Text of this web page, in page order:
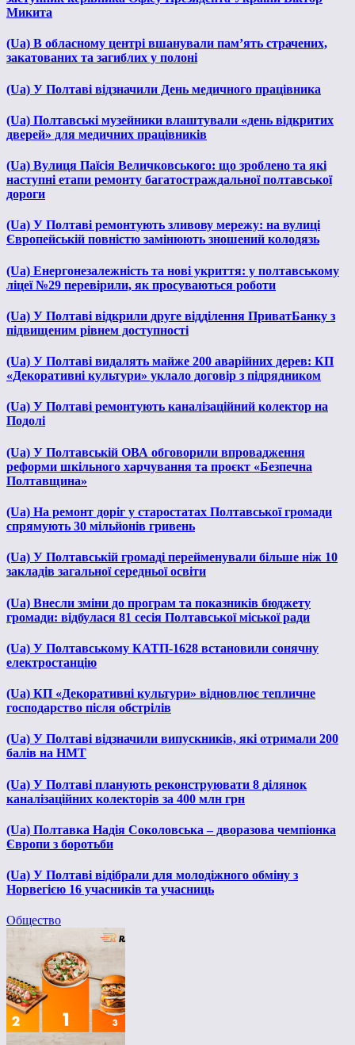
Микита
(Ua) В обласному центрі вшанували пам’ять страчених,
закатованих та загиблих у полоні
(Ua) У Полтаві відзначили День медичного працівника
(Ua) Полтавські музейники влаштували «день відкритих
дверей» для медичних працівників
(Ua) Вулиця Паїсія Величковського: що зроблено та які
наступні етапи ремонту багатостраждальної полтавської
дороги
(Ua) У Полтаві ремонтують зливову мережу: на вулиці
Європейській повністю замінюють зношений колодязь
(Ua) Енергонезалежність та нові укриття: у полтавському
ліцеї №29 перевірили, як просуваються роботи
(Ua) У Полтаві відкрили друге відділення ПриватБанку з
підвищеним рівнем доступності
(Ua) У Полтаві видалять майже 200 аварійних дерев: КП
«Декоративні культури» уклало договір з підрядником
(Ua) У Полтаві ремонтують каналізаційний колектор на
Подолі
(Ua) У Полтавській ОВА обговорили впровадження
реформи шкільного харчування та проєкт «Безпечна
Полтавщина»
(Ua) На ремонт доріг у старостатах Полтавської громади
спрямують 30 мільйонів гривень
(Ua) У Полтавській громаді перейменували більше ніж 10
закладів загальної середньої освіти
(Ua) Внесли зміни до програм та показників бюджету
громади: відбулася 81 сесія Полтавської міської ради
(Ua) У Полтавському КАТП-1628 встановили сонячну
електростанцію
(Ua) КП «Декоративні культури» відновлює тепличне
господарство після обстрілів
(Ua) У Полтаві відзначили випускників, які отримали 200
балів на НМТ
(Ua) У Полтаві планують реконструювати 8 ділянок
каналізаційних колекторів за 400 млн грн
(Ua) Полтавка Надія Соколовська – дворазова чемпіонка
Європи з боротьби
(Ua) У Полтаві відібрали для молодіжного обміну з
Норвегією 16 учасників та учасниць
Общество